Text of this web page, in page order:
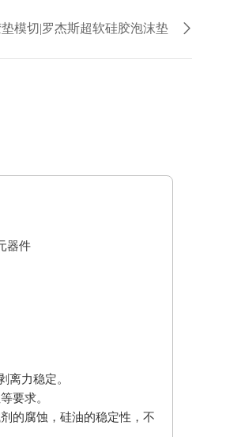
模切|罗杰斯超软硅胶泡沫垫
器件
离力稳定。
要求。
的腐蚀，硅油的稳定性，不